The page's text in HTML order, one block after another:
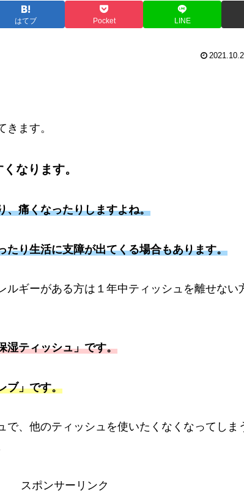
はてブ Pocket LINE
ます。
なります。
、痛くなったりしますよね。
たり生活に支障が出てくる場合もあります。
ルギーがある方は１年中ティッシュを離せない
湿ティッシュ」です。
ブ」です。
で、他のティッシュを使いたくなくなってしま
スポンサーリンク